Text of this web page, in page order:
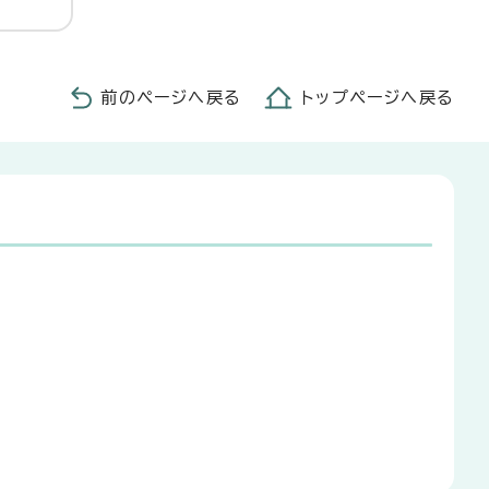
前のページへ戻る トップページへ戻る